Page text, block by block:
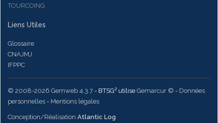
TOURCOING
Liens Utiles
Glossaire
CNAJMJ
IFPPC
© 2008-2026 Gemweb 4.3.7 - BTSG² utilise Gemarcur © - Données
personnelles - Mentions légales
Conception/Réalisation Atlantic Log